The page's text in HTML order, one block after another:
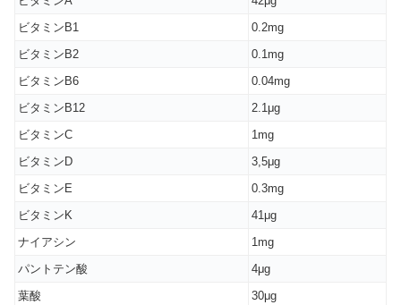
ビタミンB1
0.2mg
ビタミンB2
0.1mg
ビタミンB6
0.04mg
ビタミンB12
2.1μg
ビタミンC
1mg
ビタミンD
3,5μg
ビタミンE
0.3mg
ビタミンK
41μg
ナイアシン
1mg
パントテン酸
4μg
葉酸
30μg